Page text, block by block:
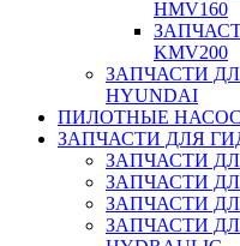
HMV160
KMV200
ЗАПЧАСТИ
HYUNDAI
ПИЛОТНЫЕ
ЗАПЧАСТИ ДЛЯ
ЗАПЧАСТИ
ЗАПЧАСТИ
ЗАПЧАСТИ
ЗАПЧАСТИ